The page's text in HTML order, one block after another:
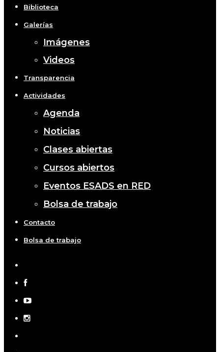
Biblioteca
Galerías
Imágenes
Videos
Transparencia
Actividades
Agenda
Noticias
Clases abiertas
Cursos abiertos
Eventos ESADS en RED
Bolsa de trabajo
Contacto
Bolsa de trabajo
twitter
facebook
youtube
instagram